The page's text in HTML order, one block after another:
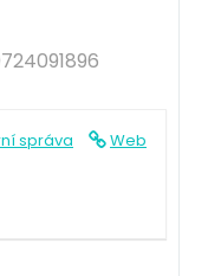
Web
správa